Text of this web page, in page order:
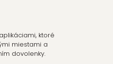
ktoré
miestami a
dovolenky.